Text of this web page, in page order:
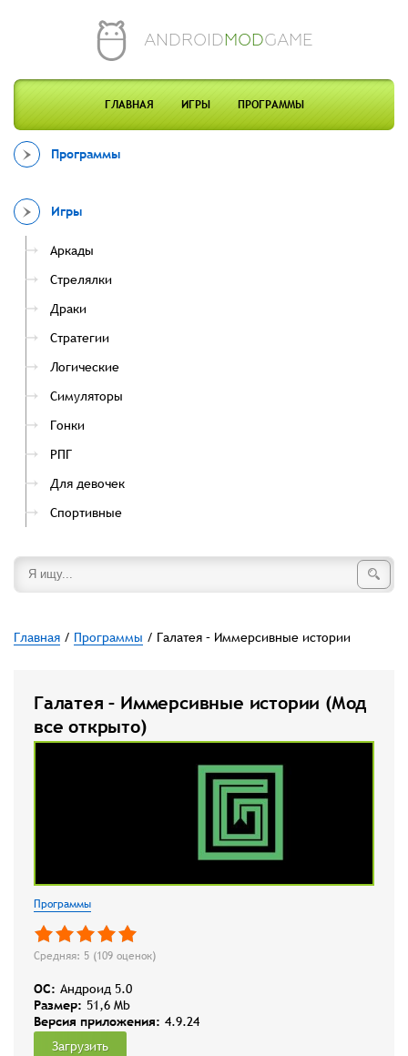
ANDROIDMODGAME
ГЛАВНАЯ ИГРЫ ПРОГРАММЫ
Программы
Игры
Аркады
Стрелялки
Драки
Стратегии
Логические
Симуляторы
Гонки
РПГ
Для девочек
Спортивные
Главная / Программы / Галатея – Иммерсивные истории
Галатея – Иммерсивные истории (Мод
все открыто)
Программы
Средняя: 5 (109 оценок)
OC: Андроид 5.0
Размер: 51,6 Mb
Версия приложения: 4.9.24
Загрузить